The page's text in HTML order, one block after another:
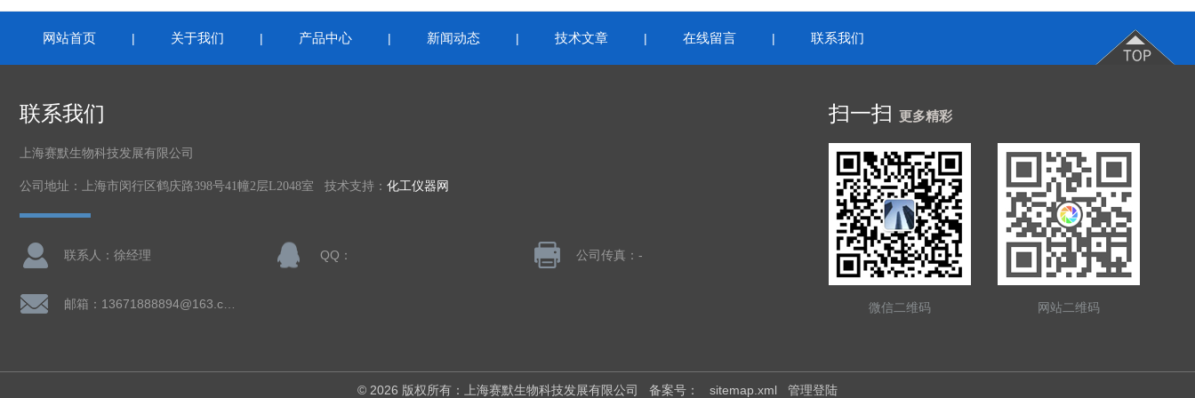
网站首页 | 关于我们 | 产品中心 | 新闻动态 | 技术文章 | 在线留言 | 联系我们
联系我们
上海赛默生物科技发展有限公司
公司地址：上海市闵行区鹤庆路398号41幢2层L2048室 技术支持： 化工仪器网
联系人：徐经理 QQ： 公司传真：-
扫一扫 更多精彩
微信二维码 网站二维码
© 2026 版权所有：上海赛默生物科技发展有限公司 备案号： sitemap.xml 管理登陆